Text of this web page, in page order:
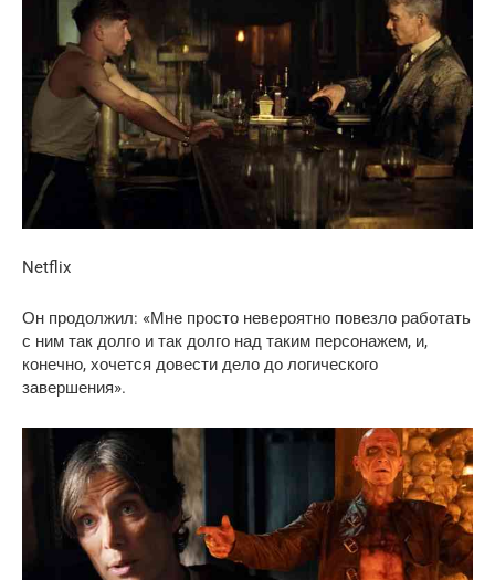
Netflix
Он продолжил: «Мне просто невероятно повезло работать
с ним так долго и так долго над таким персонажем, и,
конечно, хочется довести дело до логического
завершения».